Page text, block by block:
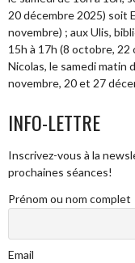
20 décembre 2025) soit
novembre) ; aux Ulis,
15h à 17h (8 octobre,
Nicolas, le samedi matin
novembre, 20 et 27
INFO-LETTRE
Inscrivez-vous à la
prochaines séances!
Prénom ou nom complet
Email